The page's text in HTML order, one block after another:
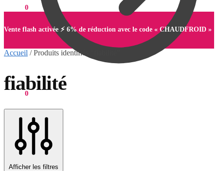
0
0
Vente flash activée ⚡ 6% de réduction avec le code « CHAUDFROID »
Accueil /Produits identifiés “fiabilité”
fiabilité
Afficher les filtres